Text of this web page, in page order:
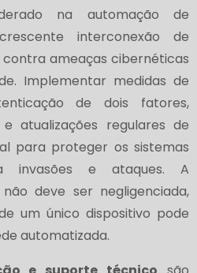
na automação de
interconexão de
ameaças cibernéticas
Implementar medidas de
de dois fatores,
atualizações regulares de
para proteger os sistemas
invasões e ataques. A
deve ser negligenciada,
um único dispositivo pode
automatizada.